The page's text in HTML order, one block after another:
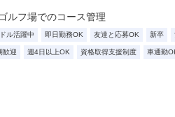
ルフ場でのコース管理
ル活躍中 即日勤務OK 友達と応募OK 新卒
歓迎 週4日以上OK 資格取得支援制度 車通勤